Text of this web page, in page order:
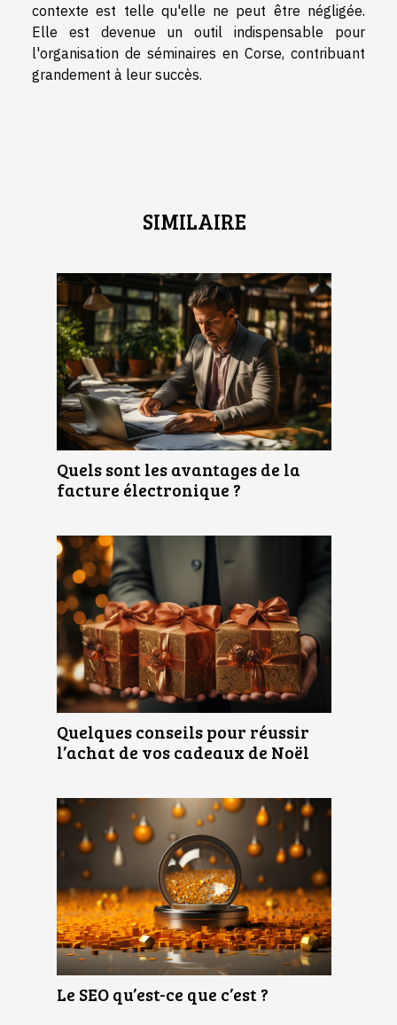
contexte est telle qu'elle ne peut être négligée.
Elle est devenue un outil indispensable pour
l'organisation de séminaires en Corse, contribuant
grandement à leur succès.
SIMILAIRE
Quels sont les avantages de la
facture électronique ?
Quelques conseils pour réussir
l’achat de vos cadeaux de Noël
Le SEO qu’est-ce que c’est ?